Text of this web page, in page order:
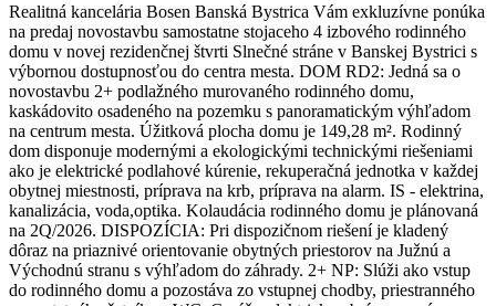
Realitná kancelária Bosen Banská Bystrica Vám exkluzívne ponúka
na predaj novostavbu samostatne stojaceho 4 izbového rodinného
domu v novej rezidenčnej štvrti Slnečné stráne v Banskej Bystrici s
výbornou dostupnosťou do centra mesta. DOM RD2: Jedná sa o
novostavbu 2+ podlažného murovaného rodinného domu,
kaskádovito osadeného na pozemku s panoramatickým výhľadom
na centrum mesta. Úžitková plocha domu je 149,28 m². Rodinný
dom disponuje modernými a ekologickými technickými riešeniami
ako je elektrické podlahové kúrenie, rekuperačná jednotka v každej
obytnej miestnosti, príprava na krb, príprava na alarm. IS - elektrina,
kanalizácia, voda,optika. Kolaudácia rodinného domu je plánovaná
na 2Q/2026. DISPOZÍCIA: Pri dispozičnom riešení je kladený
dôraz na priaznivé orientovanie obytných priestorov na Južnú a
Východnú stranu s výhľadom do záhrady. 2+ NP: Slúži ako vstup
do rodinného domu a pozostáva zo vstupnej chodby, priestranného